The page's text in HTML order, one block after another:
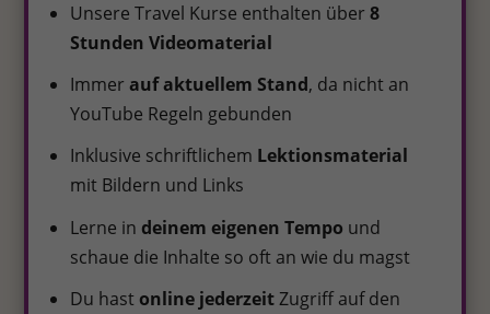
Unsere Travel Kurse enthalten über8
Stunden Videomaterial
Immerauf aktuellem Stand, da nicht an
YouTube Regeln gebunden
Inklusive schriftlichem Lektionsmaterial
mit Bildern und Links
Lerne in deinem eigenen Tempo und
schaue die Inhalte so oft an wie du magst
Du hast online jederzeitZugriff auf den